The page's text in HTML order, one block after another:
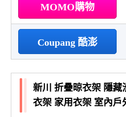
MOMO購物
Coupang 酷澎
新川 折疊晾衣架 隱藏
衣架 家用衣架 室內戶